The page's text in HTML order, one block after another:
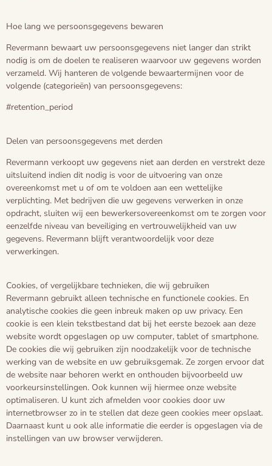
Hoe lang we persoonsgegevens bewaren
Revermann bewaart uw persoonsgegevens niet langer dan strikt
nodig is om de doelen te realiseren waarvoor uw gegevens worden
verzameld. Wij hanteren de volgende bewaartermijnen voor de
volgende (categorieën) van persoonsgegevens:
#retention_period
Delen van persoonsgegevens met derden
Revermann verkoopt uw gegevens niet aan derden en verstrekt deze
uitsluitend indien dit nodig is voor de uitvoering van onze
overeenkomst met u of om te voldoen aan een wettelijke
verplichting. Met bedrijven die uw gegevens verwerken in onze
opdracht, sluiten wij een bewerkersovereenkomst om te zorgen voor
eenzelfde niveau van beveiliging en vertrouwelijkheid van uw
gegevens. Revermann blijft verantwoordelijk voor deze
verwerkingen.
Cookies, of vergelijkbare technieken, die wij gebruiken
Revermann gebruikt alleen technische en functionele cookies. En
analytische cookies die geen inbreuk maken op uw privacy. Een
cookie is een klein tekstbestand dat bij het eerste bezoek aan deze
website wordt opgeslagen op uw computer, tablet of smartphone.
De cookies die wij gebruiken zijn noodzakelijk voor de technische
werking van de website en uw gebruiksgemak. Ze zorgen ervoor dat
de website naar behoren werkt en onthouden bijvoorbeeld uw
voorkeursinstellingen. Ook kunnen wij hiermee onze website
optimaliseren. U kunt zich afmelden voor cookies door uw
internetbrowser zo in te stellen dat deze geen cookies meer opslaat.
Daarnaast kunt u ook alle informatie die eerder is opgeslagen via de
instellingen van uw browser verwijderen.